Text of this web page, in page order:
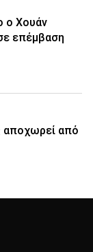
ο Χουάν
επέμβαση
αποχωρεί από